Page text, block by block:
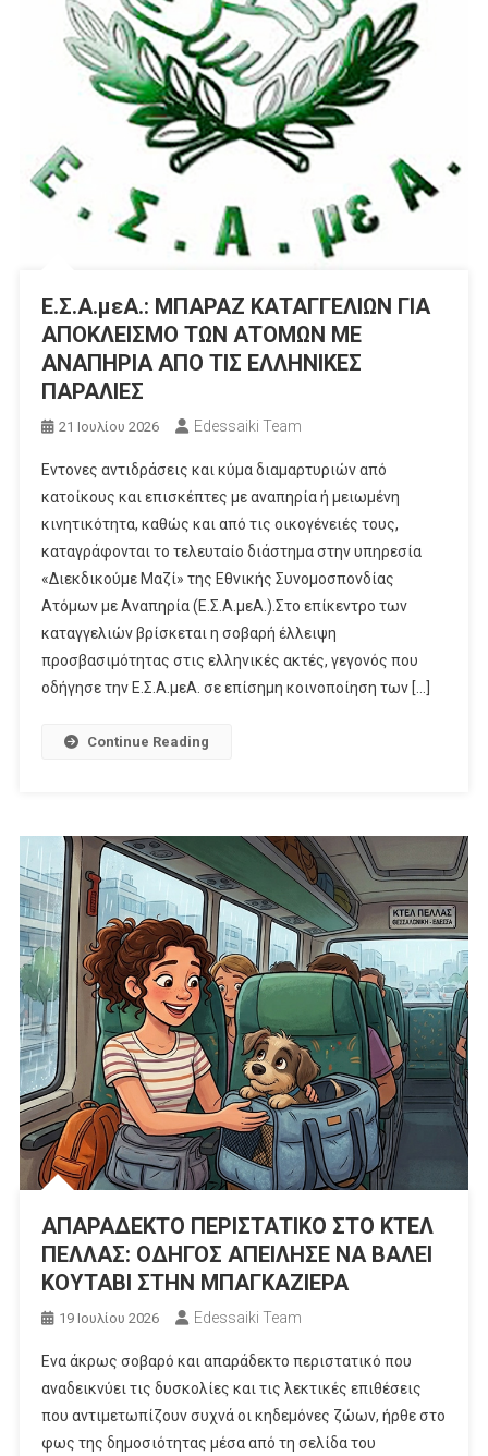
Ε.Σ.Α.μεΑ.: ΜΠΑΡΑΖ ΚΑΤΑΓΓΕΛΙΩΝ ΓΙΑ
ΑΠΟΚΛΕΙΣΜΟ ΤΩΝ ΑΤΟΜΩΝ ΜΕ
ΑΝΑΠΗΡΙΑ ΑΠΟ ΤΙΣ ΕΛΛΗΝΙΚΕΣ
ΠΑΡΑΛΙΕΣ
21 Ιουλίου 2026 Edessaiki Team
Εντονες αντιδράσεις και κύμα διαμαρτυριών από
κατοίκους και επισκέπτες με αναπηρία ή μειωμένη
κινητικότητα, καθώς και από τις οικογένειές τους,
καταγράφονται το τελευταίο διάστημα στην υπηρεσία
«Διεκδικούμε Μαζί» της Εθνικής Συνομοσπονδίας
Ατόμων με Αναπηρία (Ε.Σ.Α.μεΑ.).Στο επίκεντρο των
καταγγελιών βρίσκεται η σοβαρή έλλειψη
προσβασιμότητας στις ελληνικές ακτές, γεγονός που
οδήγησε την Ε.Σ.Α.μεΑ. σε επίσημη κοινοποίηση των […]
Continue Reading
ΑΠΑΡΑΔΕΚΤΟ ΠΕΡΙΣΤΑΤΙΚΟ ΣΤΟ ΚΤΕΛ
ΠΕΛΛΑΣ: ΟΔΗΓΟΣ ΑΠΕΙΛΗΣΕ ΝΑ ΒΑΛΕΙ
ΚΟΥΤΑΒΙ ΣΤΗΝ ΜΠΑΓΚΑΖΙΕΡΑ
19 Ιουλίου 2026 Edessaiki Team
Ενα άκρως σοβαρό και απαράδεκτο περιστατικό που
αναδεικνύει τις δυσκολίες και τις λεκτικές επιθέσεις
που αντιμετωπίζουν συχνά οι κηδεμόνες ζώων, ήρθε στο
φως της δημοσιότητας μέσα από τη σελίδα του